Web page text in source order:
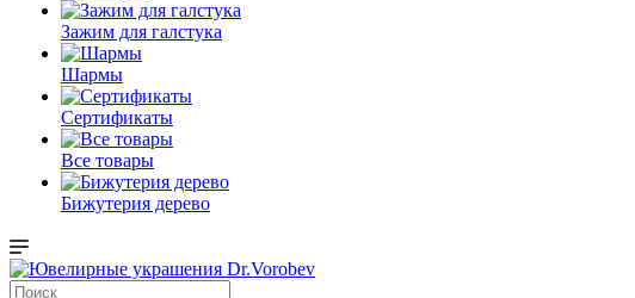
Зажим для галстука
Шармы
Сертификаты
Все товары
Бижутерия дерево